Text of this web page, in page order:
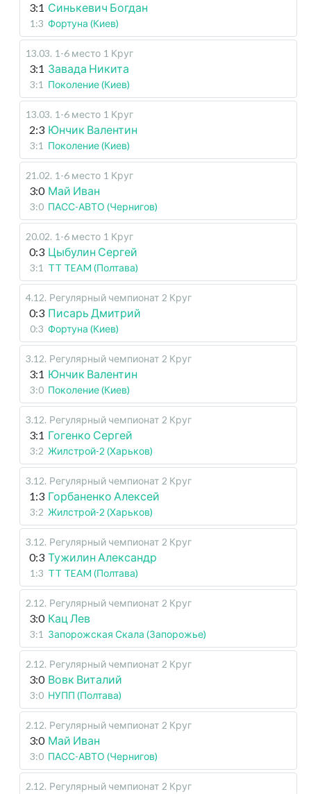
3:1 Синькевич Богдан
1:3 Фортуна (Киев)
13.03. 1-6 место 1 Круг
3:1 Завада Никита
3:1 Поколение (Киев)
13.03. 1-6 место 1 Круг
2:3 Юнчик Валентин
3:1 Поколение (Киев)
21.02. 1-6 место 1 Круг
3:0 Май Иван
3:0 ПАСС-АВТО (Чернигов)
20.02. 1-6 место 1 Круг
0:3 Цыбулин Сергей
3:1 TT TEAM (Полтава)
4.12. Регулярный чемпионат 2 Круг
0:3 Писарь Дмитрий
0:3 Фортуна (Киев)
3.12. Регулярный чемпионат 2 Круг
3:1 Юнчик Валентин
3:0 Поколение (Киев)
3.12. Регулярный чемпионат 2 Круг
3:1 Гогенко Сергей
3:2 Жилстрой-2 (Харьков)
3.12. Регулярный чемпионат 2 Круг
1:3 Горбаненко Алексей
3:2 Жилстрой-2 (Харьков)
3.12. Регулярный чемпионат 2 Круг
0:3 Тужилин Александр
1:3 TT TEAM (Полтава)
2.12. Регулярный чемпионат 2 Круг
3:0 Кац Лев
3:1 Запорожская Скала (Запорожье)
2.12. Регулярный чемпионат 2 Круг
3:0 Вовк Виталий
3:0 НУПП (Полтава)
2.12. Регулярный чемпионат 2 Круг
3:0 Май Иван
3:0 ПАСС-АВТО (Чернигов)
2.12. Регулярный чемпионат 2 Круг